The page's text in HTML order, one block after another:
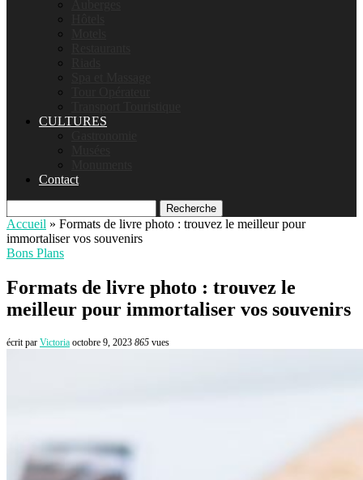
CULTURES
Contact
Recherche
Accueil » Formats de livre photo : trouvez le meilleur pour
immortaliser vos souvenirs
Bons Plans
Formats de livre photo : trouvez le
meilleur pour immortaliser vos souvenirs
écrit par Victoria octobre 9, 2023 865 vues